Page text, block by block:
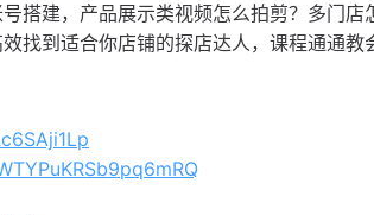
搭建，产品展示类视频怎么拍剪？多门
找到适合你店铺的探店达人，课程通通教